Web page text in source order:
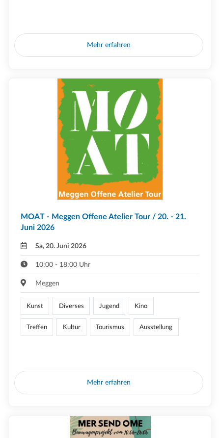
Mehr erfahren
MOAT - Meggen Offene Atelier Tour / 20. - 21.
Juni 2026
Sa, 20. Juni 2026
10:00 - 18:00 Uhr
Meggen
Kunst Diverses Jugend Kino
Treffen Kultur Tourismus Ausstellung
Mehr erfahren